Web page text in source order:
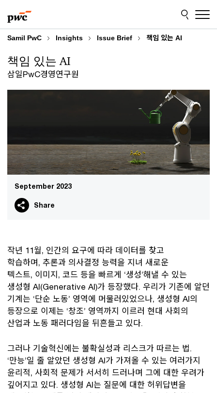
to
content
to
footer
Samil PwC Insights Issue Brief 책임 있는 AI
삼일PwC경영연구원
책임 있는 AI
September 2023
Share
작년 11월, 인간의 요구에 따라 데이터를 찾고
학습하며, 추론과 의사결정 능력을 지녀 새로운
텍스트, 이미지, 코드 등을 빠르게 ‘생성’해낼 수 있는
생성형 AI(Generative AI)가 등장했다. 우리가 기존에 알던
기계는 ‘단순 노동’ 영역에 머물러있었으나, 생성형 AI의
등장으로 이제는 ‘창조’ 영역까지 이르러 현대 사회의
산업과 노동 패러다임을 뒤흔들고 있다.
그러나 기술혁신에는 불확실성과 리스크가 따르는 법.
‘만능’일 줄 알았던 생성형 AI가 가져올 수 있는 여러가지
윤리적, 사회적 문제가 서서히 드러나며 그에 대한 우려가
깊어지고 있다. 생성형 AI는 질문에 대한 허위답변을